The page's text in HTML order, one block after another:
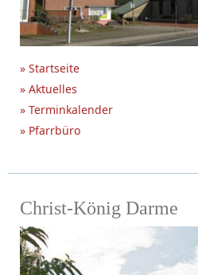
» Startseite
» Aktuelles
» Terminkalender
» Pfarrbüro
Christ-König Darme